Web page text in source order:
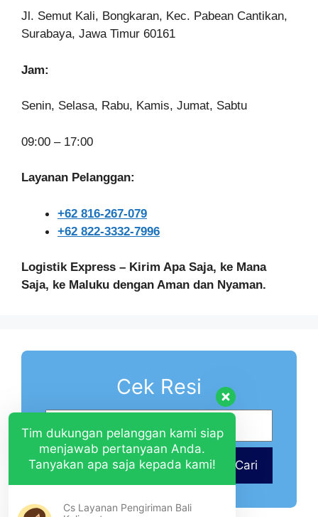
Jl. Semut Kali, Bongkaran, Kec. Pabean Cantikan,
Surabaya, Jawa Timur 60161
Jam:
Senin, Selasa, Rabu, Kamis, Jumat, Sabtu
09:00 – 17:00
Layanan Pelanggan:
+62 816-267-079
+62 822-3332-7996
Logistik Express – Kirim Apa Saja, ke Mana
Saja, ke Maluku dengan Aman dan Nyaman.
Cek Resi
Cari
Tim dukungan pelanggan kami siap
menjawab pertanyaan Anda.
Tanyakan apa saja kepada kami!
Cs Layanan Pengiriman Bali